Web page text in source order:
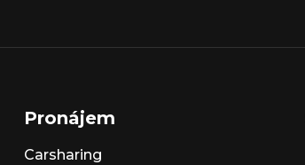
Pronájem
Carsharing